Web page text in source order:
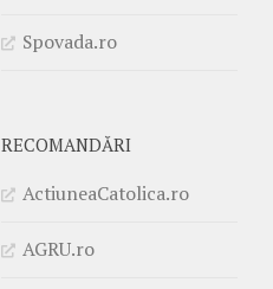
Spovada.ro
RECOMANDĂRI
ActiuneaCatolica.ro
AGRU.ro